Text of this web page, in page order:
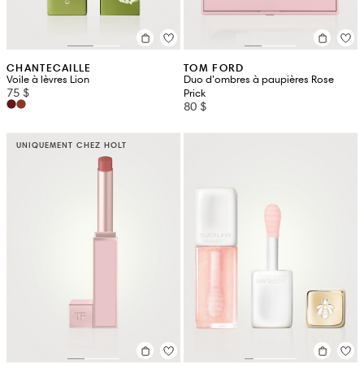
CHANTECAILLE
Voile à lèvres Lion
75 $
TOM FORD
Duo d’ombres à paupières Rose
Prick
80 $
UNIQUEMENT CHEZ HOLT